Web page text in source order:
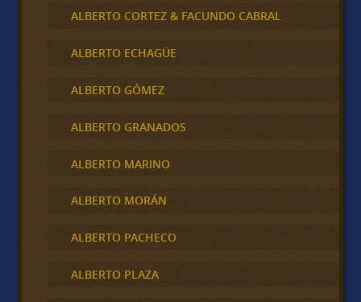
ALBERTO CORTEZ & FACUNDO CABRAL
ALBERTO ECHAGÜE
ALBERTO GÓMEZ
ALBERTO GRANADOS
ALBERTO MARINO
ALBERTO MORÁN
ALBERTO PACHECO
ALBERTO PLAZA